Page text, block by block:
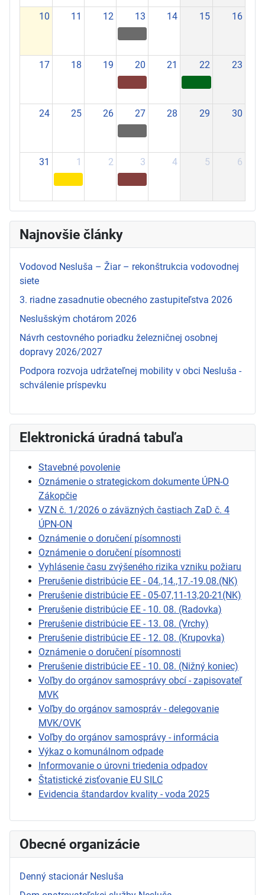
10 11 12 13 14 15 16
17 18 19 20 21 22 23
24 25 26 27 28 29 30
31 1 2 3 4 5 6
Najnovšie články
Vodovod Nesluša – Žiar – rekonštrukcia vodovodnej
siete
3. riadne zasadnutie obecného zastupiteľstva 2026
Neslušským chotárom 2026
Návrh cestovného poriadku železničnej osobnej
dopravy 2026/2027
Podpora rozvoja udržateľnej mobility v obci Nesluša -
schválenie príspevku
Elektronická úradná tabuľa
Stavebné povolenie
Oznámenie o strategickom dokumente ÚPN-O
Zákopčie
VZN č. 1/2026 o záväzných častiach ZaD č. 4
ÚPN-ON
Oznámenie o doručení písomnosti
Oznámenie o doručení písomnosti
Vyhlásenie času zvýšeného rizika vzniku požiaru
Prerušenie distribúcie EE - 04.,14.,17.-19.08.(NK)
Prerušenie distribúcie EE - 05-07,11-13,20-21(NK)
Prerušenie distribúcie EE - 10. 08. (Radovka)
Prerušenie distribúcie EE - 13. 08. (Vrchy)
Prerušenie distribúcie EE - 12. 08. (Krupovka)
Oznámenie o doručení písomnosti
Prerušenie distribúcie EE - 10. 08. (Nižný koniec)
Voľby do orgánov samosprávy obcí - zapisovateľ
MVK
Voľby do orgánov samospráv - delegovanie
MVK/OVK
Voľby do orgánov samosprávy - informácia
Výkaz o komunálnom odpade
Informovanie o úrovni triedenia odpadov
Štatistické zisťovanie EU SILC
Evidencia štandardov kvality - voda 2025
Obecné organizácie
Denný stacionár Nesluša